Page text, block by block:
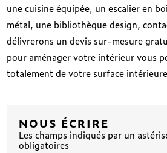
une cuisine équipée, un escalier en
métal, une bibliothèque design,
délivrerons un devis sur-mesure
pour aménager votre intérieur vous
totalement de votre surface
NOUS ÉCRIRE
Les champs indiqués par un
obligatoires